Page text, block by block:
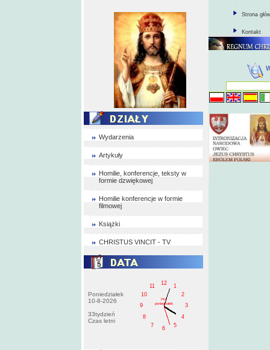
Wydarzenia
Artykuły
Homilie, konferencje, teksty w
formie dzwiękowej
Homilie konferencje w formie
filmowej
Książki
CHRISTUS VINCIT - TV
Poniedziałek
10-8-2026
33tydzień
Czas letni
1
2
3
4
5
6
7
8
9
10
11
12
PM
poniedziałek
Strona
Kontakt